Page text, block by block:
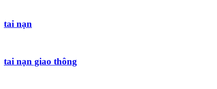
tai nạn
tai nạn giao thông